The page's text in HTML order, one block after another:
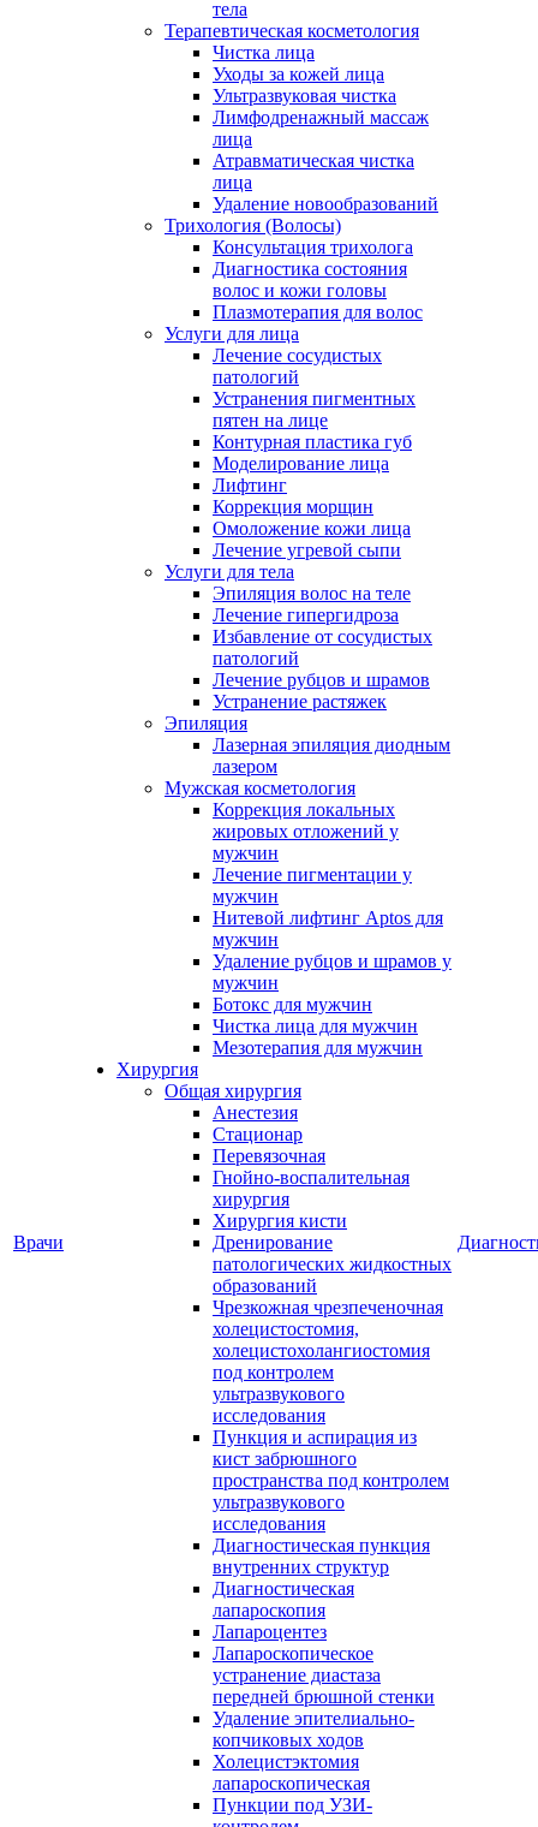
Врачи
тела
Терапевтическая косметология
Чистка лица
Уходы за кожей лица
Ультразвуковая чистка
Лимфодренажный массаж
лица
Атравматическая чистка
лица
Удаление новообразований
Трихология (Волосы)
Консультация трихолога
Диагностика состояния
волос и кожи головы
Плазмотерапия для волос
Услуги для лица
Лечение сосудистых
патологий
Устранения пигментных
пятен на лице
Контурная пластика губ
Моделирование лица
Лифтинг
Коррекция морщин
Омоложение кожи лица
Лечение угревой сыпи
Услуги для тела
Эпиляция волос на теле
Лечение гипергидроза
Избавление от сосудистых
патологий
Лечение рубцов и шрамов
Устранение растяжек
Эпиляция
Лазерная эпиляция диодным
лазером
Мужская косметология
Коррекция локальных
жировых отложений у
мужчин
Лечение пигментации у
мужчин
Нитевой лифтинг Aptos для
мужчин
Удаление рубцов и шрамов у
мужчин
Ботокс для мужчин
Чистка лица для мужчин
Мезотерапия для мужчин
Хирургия
Общая хирургия
Анестезия
Стационар
Перевязочная
Гнойно-воспалительная
хирургия
Хирургия кисти
Дренирование
патологических жидкостных
образований
Чрезкожная чрезпеченочная
холецистостомия,
холецистохолангиостомия
под контролем
ультразвукового
исследования
Пункция и аспирация из
кист забрюшного
пространства под контролем
ультразвукового
исследования
Диагностическая пункция
внутренних структур
Диагностическая
лапароскопия
Лапароцентез
Лапароскопическое
устранение диастаза
передней брюшной стенки
Удаление эпителиально-
копчиковых ходов
Холецистэктомия
лапароскопическая
Пункции под УЗИ-